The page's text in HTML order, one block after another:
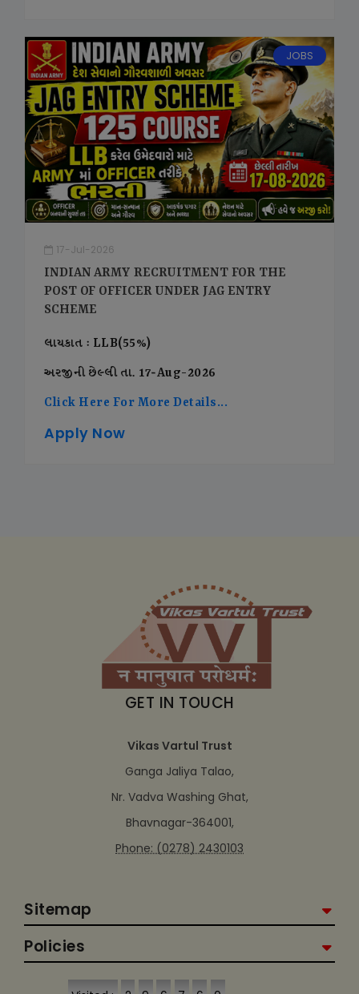
JOBS
17-Jul-2026
INDIAN ARMY RECRUITMENT FOR THE
POST OF OFFICER UNDER JAG ENTRY
SCHEME
લાયકાત : LLB(55%)
અરજીની છેલ્લી તા. 17-Aug-2026
Click Here For More Details...
Apply Now
GET IN TOUCH
Vikas Vartul Trust
Ganga Jaliya Talao,
Nr. Vadva Washing Ghat,
Bhavnagar-364001,
Phone: (0278) 2430103
Sitemap
Policies